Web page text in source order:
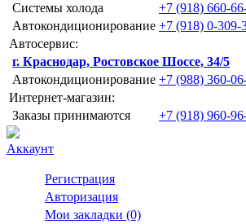
Системы холода
+7 (918) 660-
Автокондиционирование +7 (918) 0-309-
Автосервис:
г. Краснодар, Ростовское Шоссе, 34/5
Автокондиционирование +7 (988) 360-
Интернет-магазин:
Заказы принимаются
+7 (918) 960-
Аккаунт
Регистрация
Авторизация
Мои закладки (0)